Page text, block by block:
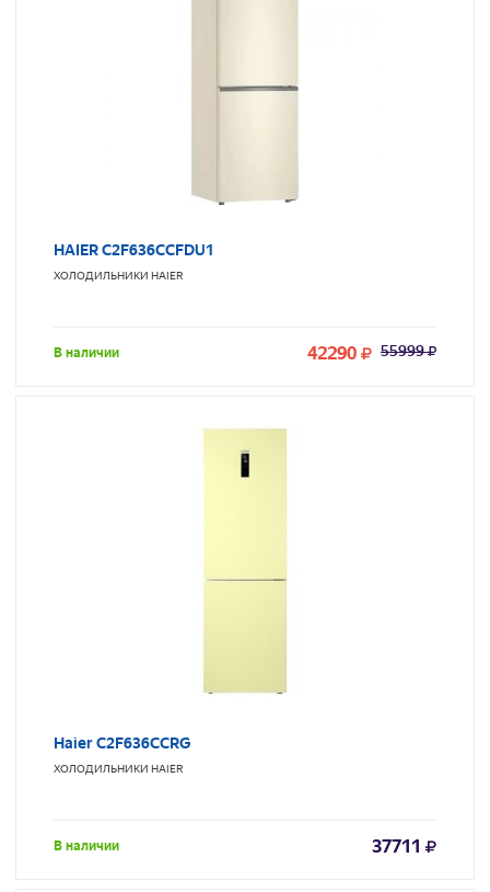
HAIER C2F636CCFDU1
ХОЛОДИЛЬНИКИ HAIER
В наличии 42290 55999
Haier C2F636CCRG
ХОЛОДИЛЬНИКИ HAIER
В наличии 37711